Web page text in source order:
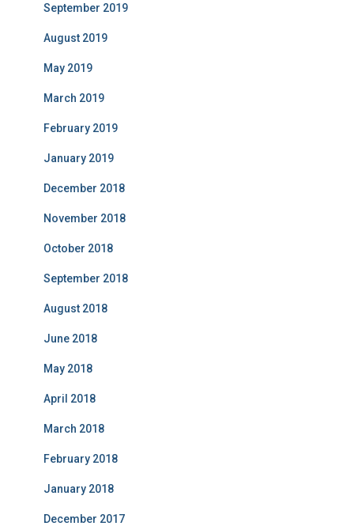
September 2019
August 2019
May 2019
March 2019
February 2019
January 2019
December 2018
November 2018
October 2018
September 2018
August 2018
June 2018
May 2018
April 2018
March 2018
February 2018
January 2018
December 2017